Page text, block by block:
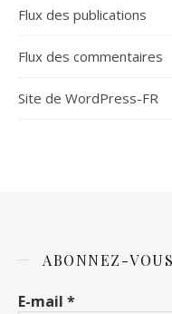
Flux des publications
Flux des commentaires
Site de WordPress-FR
ABONNEZ-
E-mail *